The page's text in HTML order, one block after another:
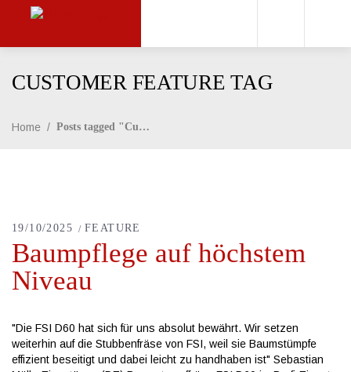
CUSTOMER FEATURE TAG
Home / Posts tagged "Customer feature"
19/10/2025 FEATURE
Baumpflege auf höchstem
Niveau
"Die FSI D60 hat sich für uns absolut bewährt. Wir setzen
weiterhin auf die Stubbenfräse von FSI, weil sie Baumstümpfe
effizient beseitigt und dabei leicht zu handhaben ist" Sebastian